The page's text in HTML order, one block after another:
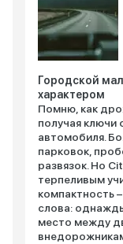
Городской
характером
Помню, как
получая ключи
автомобиля.
парковок,
развязок. Но
терпеливым
компактность
слова:
место между